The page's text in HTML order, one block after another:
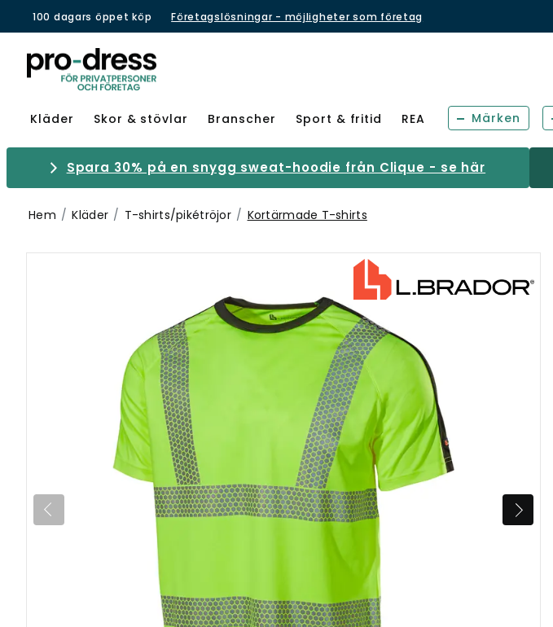
100 dagars öppet köp Företagslösningar - möjligheter som företag
Kläder Skor & stövlar Branscher Sport & fritid REA Märken
Spara 30% på en snygg sweat-hoodie från Clique - se här
Hem Kläder T-shirts/pikétröjor Kortärmade T-shirts